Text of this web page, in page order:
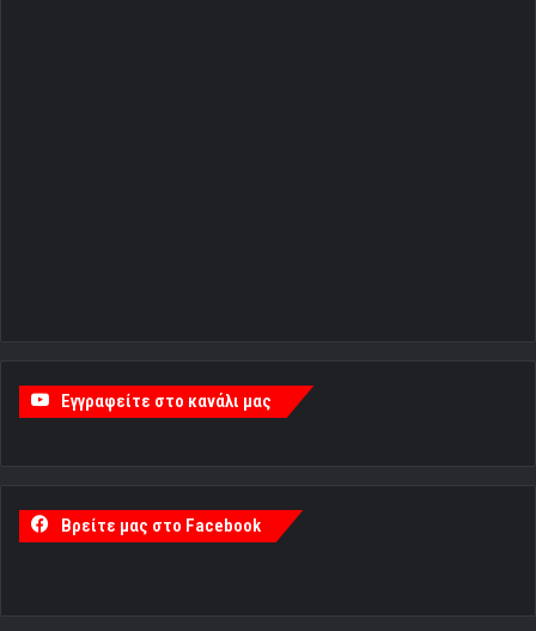
Εγγραφείτε στο κανάλι μας
Βρείτε μας στο Facebook